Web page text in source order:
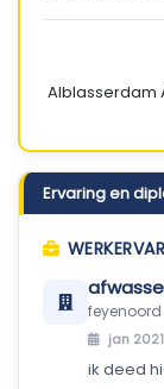
Alblasserdam
Ervaring en
feyenoord
jan
ik deed